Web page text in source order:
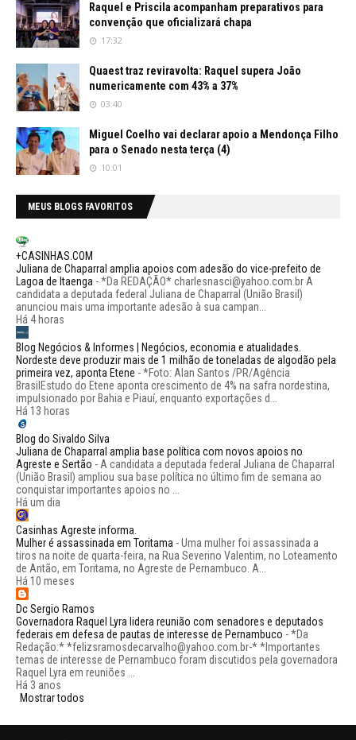
Raquel e Priscila acompanham preparativos para
convenção que oficializará chapa
17:32
Quaest traz reviravolta: Raquel supera João
numericamente com 43% a 37%
03:40
Miguel Coelho vai declarar apoio a Mendonça Filho
para o Senado nesta terça (4)
10:01
MEUS BLOGS FAVORITOS
+CASINHAS.COM
Juliana de Chaparral amplia apoios com adesão do vice-prefeito de
Lagoa de Itaenga -*Da REDAÇÃO* charlesnasci@yahoo.com.br A
candidata a deputada federal Juliana de Chaparral (União Brasil)
anunciou mais uma importante adesão à sua campan...
Há 4 horas
Blog Negócios & Informes | Negócios, economia e atualidades.
Nordeste deve produzir mais de 1 milhão de toneladas de algodão pela
primeira vez, aponta Etene -*Foto: Alan Santos /PR/Agência
BrasilEstudo do Etene aponta crescimento de 4% na safra nordestina,
impulsionado por Bahia e Piauí, enquanto exportações d...
Há 13 horas
Blog do Sivaldo Silva
Juliana de Chaparral amplia base política com novos apoios no
Agreste e Sertão - A candidata a deputada federal Juliana de Chaparral
(União Brasil) ampliou sua base política no último fim de semana ao
conquistar importantes apoios no ...
Há um dia
Casinhas Agreste informa.
Mulher é assassinada em Toritama -Uma mulher foi assassinada a
tiros na noite de quarta-feira, na Rua Severino Valentim, no Loteamento
de Antão, em Toritama, no Agreste de Pernambuco. A...
Há 10 meses
Dc Sergio Ramos
Governadora Raquel Lyra lidera reunião com senadores e deputados
federais em defesa de pautas de interesse de Pernambuco -*Da
Redação:* *felizsramosdecarvalho@yahoo.com.br-* *Importantes
temas de interesse de Pernambuco foram discutidos pela governadora
Raquel Lyra em reuniões ...
Há 3 anos
Mostrar todos